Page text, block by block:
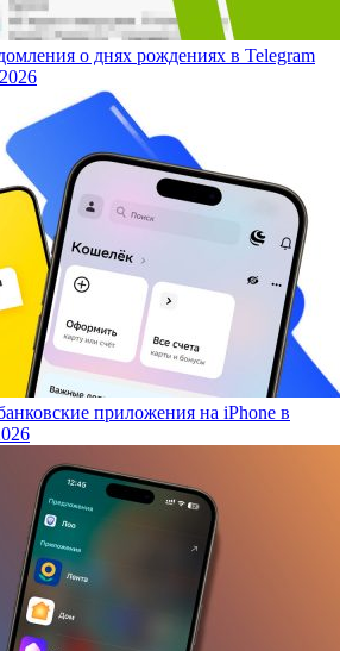
о днях рождениях в Telegram
приложения на iPhone в